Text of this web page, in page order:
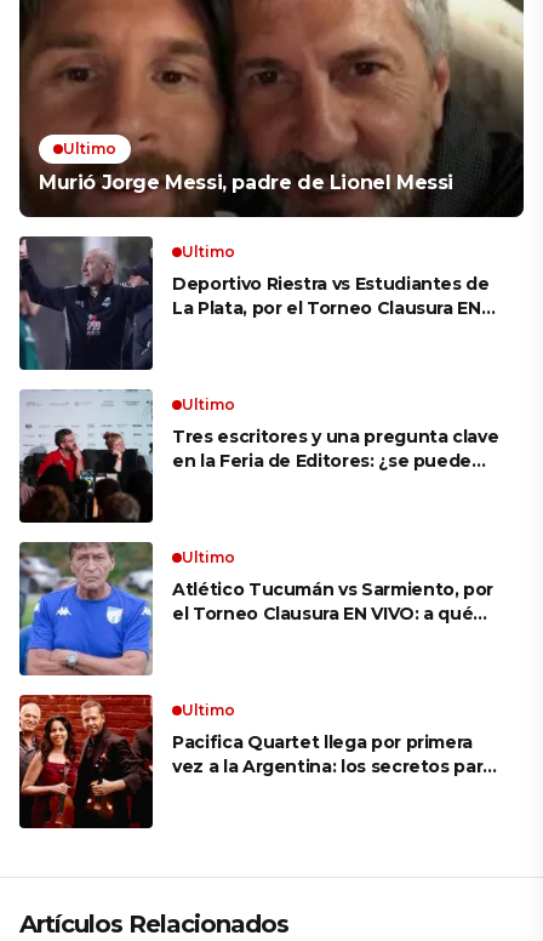
Ultimo
Murió Jorge Messi, padre de Lionel Messi
Ultimo
Deportivo Riestra vs Estudiantes de
La Plata, por el Torneo Clausura EN
Ultimo
Tres escritores y una pregunta clave
en la Feria de Editores: ¿se puede
Ultimo
Atlético Tucumán vs Sarmiento, por
el Torneo Clausura EN VIVO: a qué
Ultimo
Pacifica Quartet llega por primera
vez a la Argentina: los secretos para
Artículos Relacionados